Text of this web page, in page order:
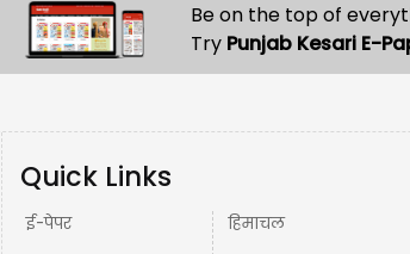
Be on the top of
Try Punjab Kesari E-
Quick Links
ई-पेपर
हिमाचल